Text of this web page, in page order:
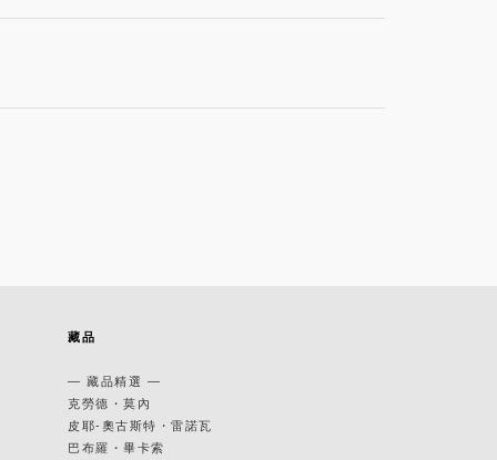
藏品
— 藏品精選 —
克勞德・莫內
皮耶-奧古斯特・雷諾瓦
巴布羅・畢卡索